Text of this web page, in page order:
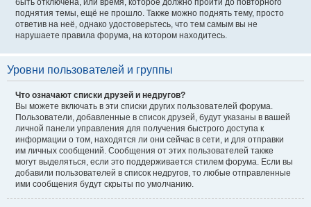
поднятия темы, ещё не прошло. Также можно поднять тему, просто
ответив на неё, однако удостоверьтесь, что тем самым вы не
нарушаете правила форума, на котором находитесь.
Уровни пользователей и группы
Что означают списки друзей и недругов?
Вы можете включать в эти списки других пользователей форума.
Пользователи, добавленные в список друзей, будут указаны в вашей
личной панели управления для получения быстрого доступа к
информации о том, находятся ли они сейчас в сети, и для отправки
им личных сообщений. Сообщения от этих пользователей также
могут выделяться, если это поддерживается стилем форума. Если вы
добавили пользователей в список недругов, то любые отправленные
ими сообщения будут скрыты по умолчанию.